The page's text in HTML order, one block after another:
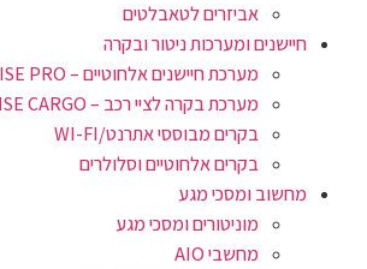
אביזרים לטאבלטים
חיישנים ומערכות ניטור ובקרה
מערכת חיישנים אלחוטיים – WISE PRO
מערכת בקרה לציי רכב – WISE CARGO
בקרים מבוססי אתרנט/WI-FI
בקרים אלחוטיים וסלולרים
מחשוב ומסכי מגע
מוניטורים ומסכי מגע
מחשבי AIO